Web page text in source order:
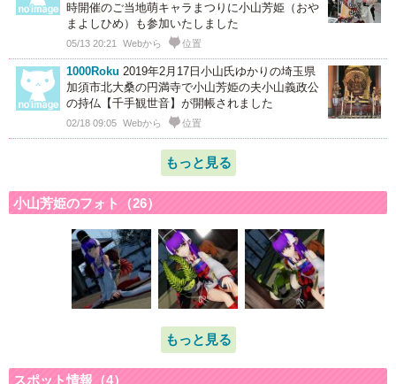
時開催のご当地萌キャラまつりに小山芳姫（おや
まよしひめ）も参加いたしました
05/13 20:21 Webから 位置
1000Roku 2019年2月17日小山氏ゆかりの埼玉県
加須市北大桑の円満寺で小山芳姫の夫小山義政公
の持仏【千手観世音】が開帳されました
02/18 09:05 Webから 位置
もっと見る
小山芳姫のフォト（26）
もっと見る
スポット情報（4）